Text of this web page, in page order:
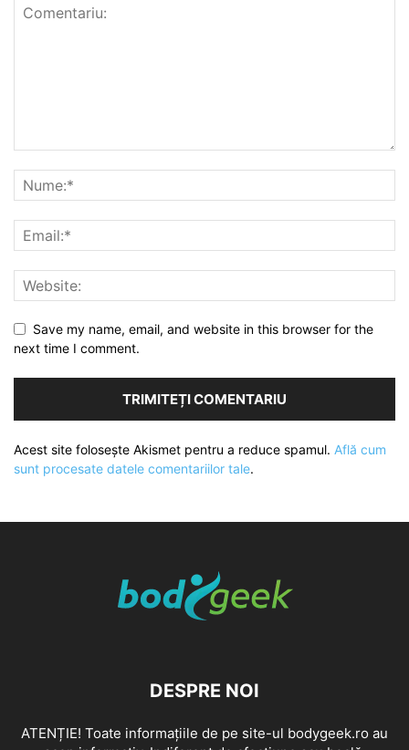
Save my name, email, and website in this browser for the
next time I comment.
Acest site folosește Akismet pentru a reduce spamul. Află cum
sunt procesate datele comentariilor tale.
DESPRE NOI
ATENȚIE! Toate informațiile de pe site-ul bodygeek.ro au